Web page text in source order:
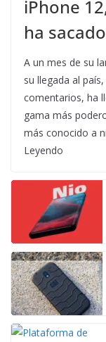
iPhone
ha
A un mes de su
su llegada al
comentarios, ha
gama más
más conocido a
Leyendo